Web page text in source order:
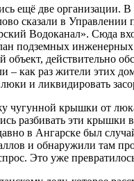
ещё две организации. В
сказали в Управлении
Водоканал». Сюда
подземных
действительно
– как раз жители этих
и ликвидировать
чугунной крышки от
разбивать эти крышки
в Ангарске был
и обнаружили там
Это уже